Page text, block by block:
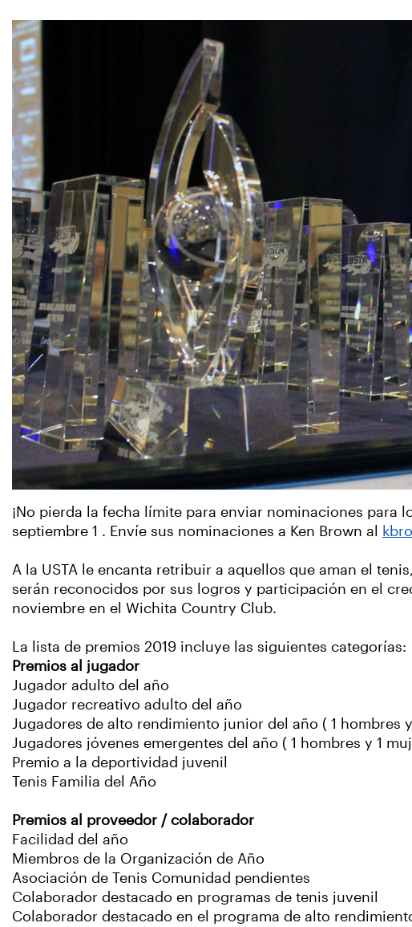
¡No pierda la fecha límite para enviar nominaciones para
septiembre 1 . Envíe sus nominaciones a Ken Brown al
A la USTA le encanta retribuir a aquellos que aman el
serán reconocidos por sus logros y participación en el
noviembre en el Wichita Country Club.
La lista de premios 2019 incluye las siguientes categorías:
Premios al jugador
Jugador adulto del año
Jugador recreativo adulto del año
Jugadores de alto rendimiento junior del año ( 1 hombres
Jugadores jóvenes emergentes del año ( 1 hombres y 1
Premio a la deportividad juvenil
Tenis Familia del Año
Premios al proveedor / colaborador
Facilidad del año
Miembros de la Organización de Año
Asociación de Tenis Comunidad pendientes
Colaborador destacado en programas de tenis juvenil
Colaborador destacado en el programa de alto